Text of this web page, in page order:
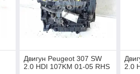
Двигун Peugeot 307 SW
2.0 HDI 107KM 01-05 RHS
2.0